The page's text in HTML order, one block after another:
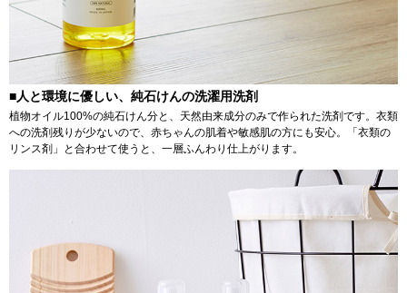
■人と環境に優しい、純石けんの洗濯用洗剤
植物オイル100%の純石けん分と、天然由来成分のみで作られた洗剤です。衣類
への洗剤残りが少ないので、赤ちゃんの肌着や敏感肌の方にも安心。「衣類の
リンス剤」と合わせて使うと、一層ふんわり仕上がります。